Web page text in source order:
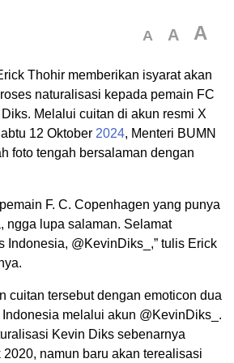
A A A
Thohir memberikan isyarat akan
naturalisasi kepada pemain FC
Melalui cuitan di akun resmi X
12 Oktober 2024, Menteri BUMN
foto tengah bersalaman dengan
F. C. Copenhagen yang punya
ngga lupa salaman. Selamat
Indonesia, @KevinDiks_,” tulis Erick
cuitan tersebut dengan emoticon dua
melalui akun @KevinDiks_.
Kevin Diks sebenarnya
namun baru akan terealisasi